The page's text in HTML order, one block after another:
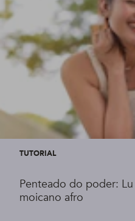
TUTORIAL
Penteado do poder:
moicano afro